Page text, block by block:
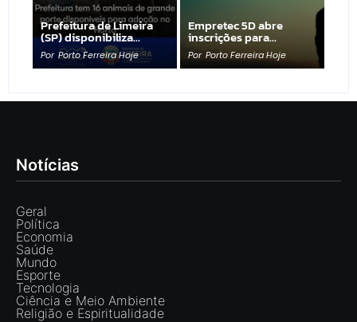
Prefeitura de Limeira
(SP) disponibiliza…
Por Porto Ferreira Hoje
Empretec 5D abre
inscrições para…
Por Porto Ferreira Hoje
Notícias
Geral
Política
Economia
Saúde
Mundo
Esporte
Tecnologia
Ciência e Meio Ambiente
Religião e Espiritualidade